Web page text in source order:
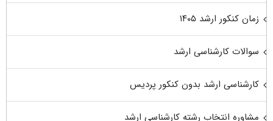
زمان کنکور ارشد ۱۴۰۵
سوالات کارشناسی ارشد
کارشناسی ارشد بدون کنکور پردیس
مشاوره انتخاب رشته کارشناسی ارشد